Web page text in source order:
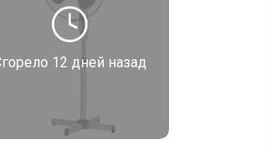
12 дней назад